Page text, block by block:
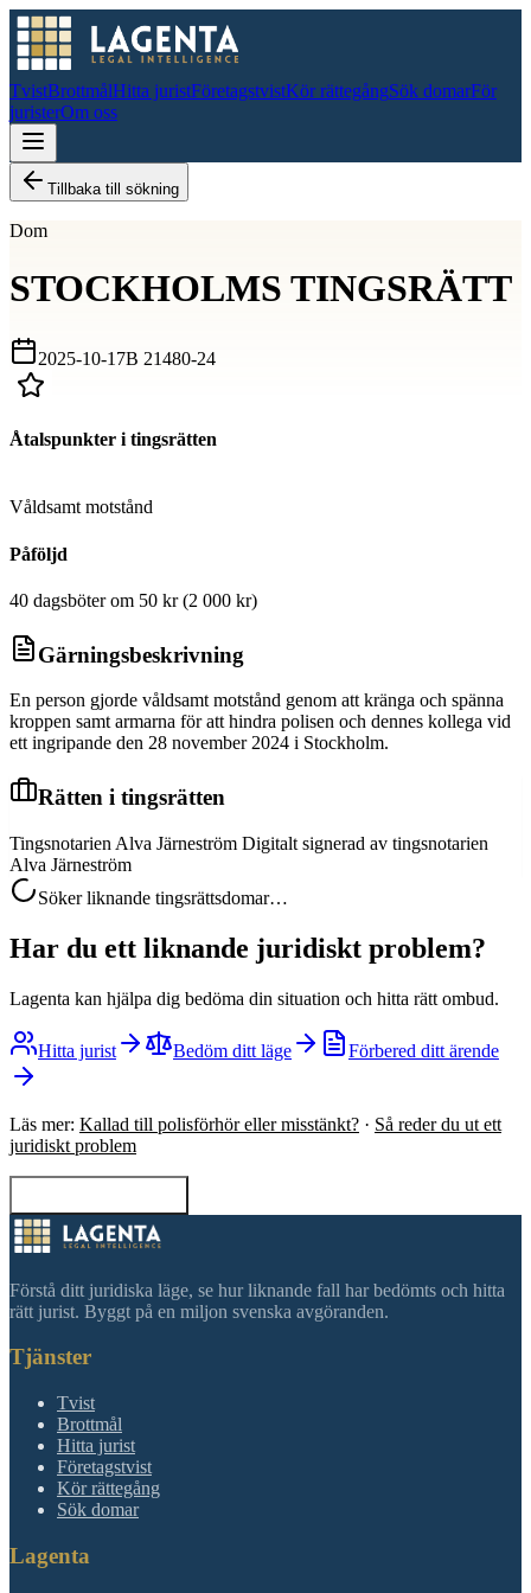
TvistBrottmålHitta juristFöretagstvistKör rättegångSök domarFör
juristerOm oss
Tillbaka till sökning
Dom
STOCKHOLMS TINGSRÄTT
2025-10-17B 21480-24
Åtalspunkter i tingsrätten
Våldsamt motstånd
Påföljd
40 dagsböter om 50 kr (2 000 kr)
Gärningsbeskrivning
En person gjorde våldsamt motstånd genom att kränga och spänna
kroppen samt armarna för att hindra polisen och dennes kollega vid
ett ingripande den 28 november 2024 i Stockholm.
Rätten i tingsrätten
Tingsnotarien Alva Järneström Digitalt signerad av tingsnotarien
Alva Järneström
Söker liknande tingsrättsdomar…
Har du ett liknande juridiskt problem?
Lagenta kan hjälpa dig bedöma din situation och hitta rätt ombud.
Hitta jurist Bedöm ditt läge Förbered ditt ärende
Läs mer: Kallad till polisförhör eller misstänkt? · Så reder du ut ett
juridiskt problem
Förstå ditt juridiska läge, se hur liknande fall har bedömts och hitta
rätt jurist. Byggt på en miljon svenska avgöranden.
Tjänster
Tvist
Brottmål
Hitta jurist
Företagstvist
Kör rättegång
Sök domar
Lagenta